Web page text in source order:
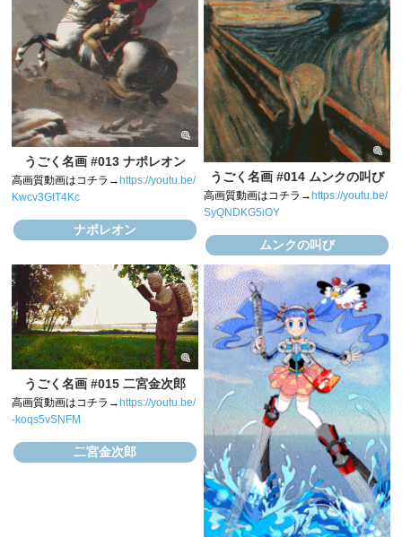
うごく名画 #013 ナポレオン
高画質動画はコチラ→https://youtu.be/
Kwcv3GtT4Kc
ナポレオン
うごく名画 #014 ムンクの叫び
高画質動画はコチラ→https://youtu.be/
SyQNDKG5iOY
ムンクの叫び
うごく名画 #015 二宮金次郎
高画質動画はコチラ→ https://youtu.be/
-koqs5vSNFM
二宮金次郎